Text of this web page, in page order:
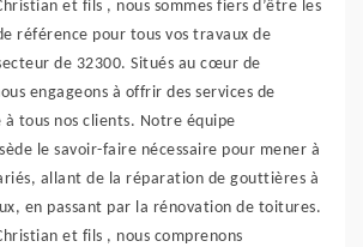
et fils , nous sommes fiers d’être les
référence pour tous vos travaux de
de 32300. Situés au cœur de
engageons à offrir des services de
tous nos clients. Notre équipe
le savoir-faire nécessaire pour mener à
allant de la réparation de gouttières à
en passant par la rénovation de toitures.
et fils , nous comprenons